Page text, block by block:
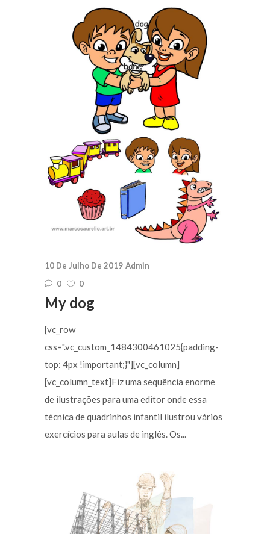
10 De Julho De 2019 Admin
0
0
My dog
[vc_row
css=".vc_custom_1484300461025{padding-
top: 4px !important;}"][vc_column]
[vc_column_text]Fiz uma sequência enorme
de ilustrações para uma editor onde essa
técnica de quadrinhos infantil ilustrou vários
exercícios para aulas de inglês. Os...